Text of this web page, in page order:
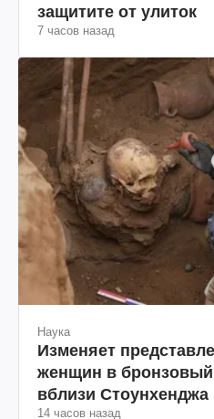
защитите от улиток
7 часов назад
Наука
Изменяет
женщин в бронзовый
вблизи
14 часов назад